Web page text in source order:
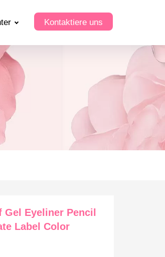
Kontaktiere uns
Eyeliner Pencil
Label Color